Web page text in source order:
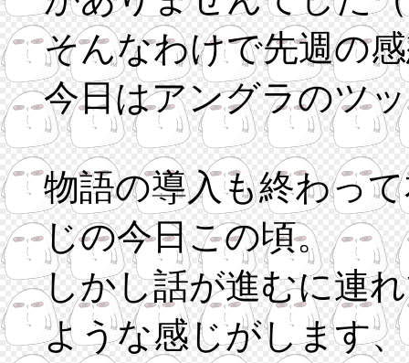
そんなわけで先週の
今日はアングラのツ
物語の導入も終わっ
じの今日この頃。
しかし話が進むに連
ような感じがします